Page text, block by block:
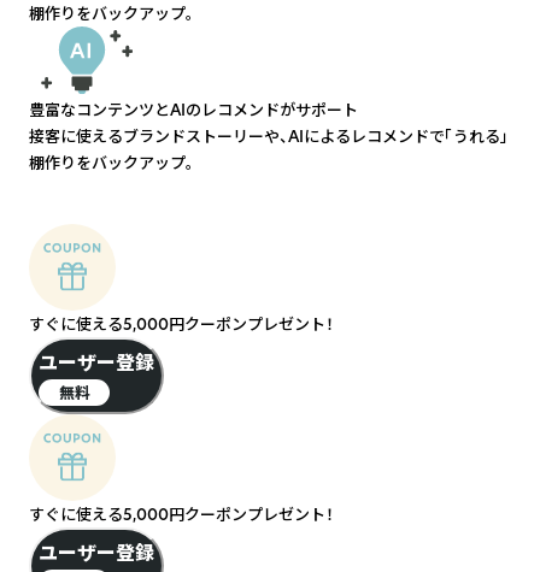
棚作りをバックアップ。
豊富なコンテンツとAIのレコメンドがサポート
接客に使えるブランドストーリーや、AIによるレコメンドで「うれる」
棚作りをバックアップ。
すぐに使える5,000円クーポンプレゼント！
ユーザー登録
無料
すぐに使える5,000円クーポンプレゼント！
ユーザー登録